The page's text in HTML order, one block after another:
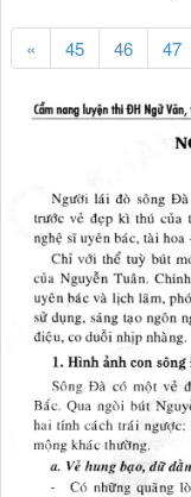
« 45 46 47